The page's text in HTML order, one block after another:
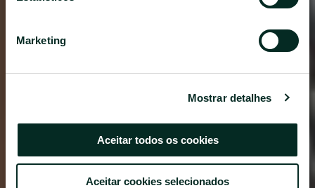
Marketing
Mostrar detalhes
Aceitar todos os cookies
Aceitar cookies selecionados